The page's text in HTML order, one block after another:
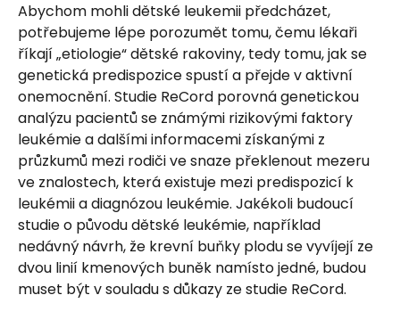
Abychom mohli dětské leukemii předcházet,
potřebujeme lépe porozumět tomu, čemu lékaři
říkají „etiologie“ dětské rakoviny, tedy tomu, jak se
genetická predispozice spustí a přejde v aktivní
onemocnění. Studie ReCord porovná genetickou
analýzu pacientů se známými rizikovými faktory
leukémie a dalšími informacemi získanými z
průzkumů mezi rodiči ve snaze překlenout mezeru
ve znalostech, která existuje mezi predispozicí k
leukémii a diagnózou leukémie. Jakékoli budoucí
studie o původu dětské leukémie, například
nedávný návrh, že krevní buňky plodu se vyvíjejí ze
dvou linií kmenových buněk namísto jedné, budou
muset být v souladu s důkazy ze studie ReCord.